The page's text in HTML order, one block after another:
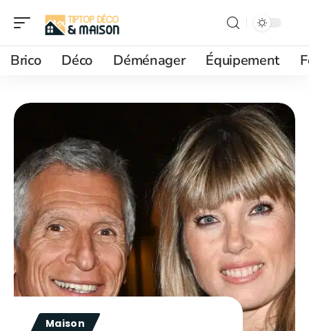
Brico Déco Déménager Équipement
Maison